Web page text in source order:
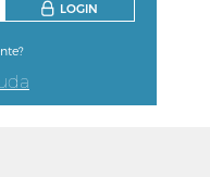
LOGIN